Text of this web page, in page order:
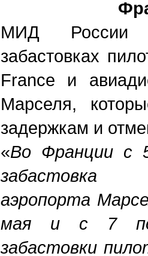
МИД России
забастовках
France и
Марселя,
задержкам и
«Во Франции с
забастовка
аэропорта
мая и с 7
забастовки